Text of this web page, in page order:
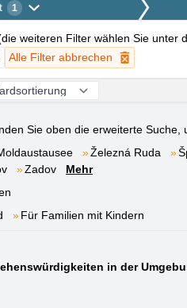
1
die weiteren Filter wählen Sie unter
Alle Filter abbrechen
Sie oben die erweiterte
Železná Ruda
Zadov
Mehr
Für Familien mit Kindern
in der